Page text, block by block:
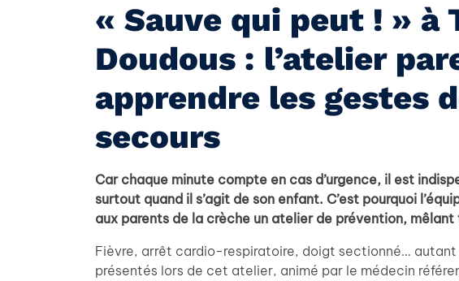
« Sauve qui peut ! » à
Doudous : l’atelier
apprendre les gestes
secours
Car chaque minute compte en cas d’urgence, il est
surtout quand il s’agit de son enfant. C’est pourquoi
aux parents de la crèche un atelier de prévention,
Fièvre, arrêt cardio-respiratoire, doigt sectionné…
présentés lors de cet atelier, animé par le médecin